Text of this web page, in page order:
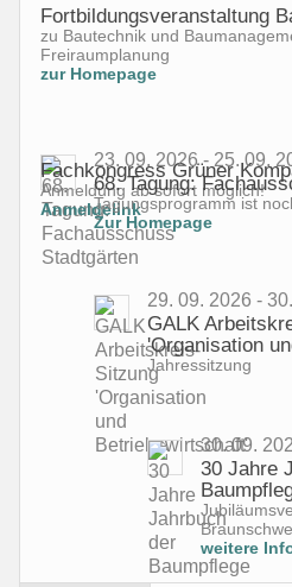
Fortbildungsveranstaltung
zu Bautechnik und
Freiraumplanung
zur Homepage
Fachkongress Grüner
Anmeldung ab sofort möglich!
Anmeldelink
23. 09. 2026 - 25. 09.
68. Tagung:
Tagungsprogramm ist
Zur Homepage
29. 09. 2026 -
GALK
'Organisation
Jahressitzung
30. 09.
30 Jahre
weitere